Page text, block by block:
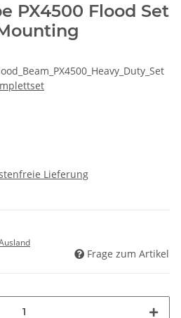
PX4500 Flood Set
Lieferung
Frage zum Artikel